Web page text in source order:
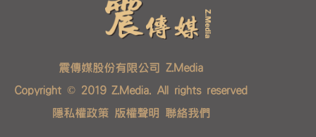
震傳媒股份有限公司 Z.Media
Copyright © 2019 Z.Media. All rights reserved
隱私權政策 版權聲明 聯絡我們